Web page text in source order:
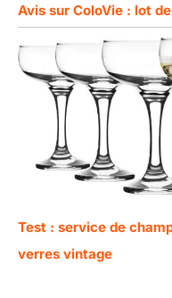
Avis sur ColoVie : lot
Test : service de
verres vintage